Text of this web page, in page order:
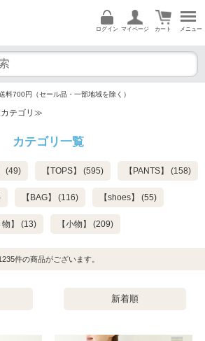
メニュー
カート
マイページ
ログイン
料700円（セール品・一部地域を除く）
テゴリ≫
カテゴリ一覧
(49) 【TOPS】 (595) 【PANTS】 (158)
【BAG】 (116) 【shoes】 (55)
物】 (13) 【小物】 (209)
件の商品がございます。
新着順